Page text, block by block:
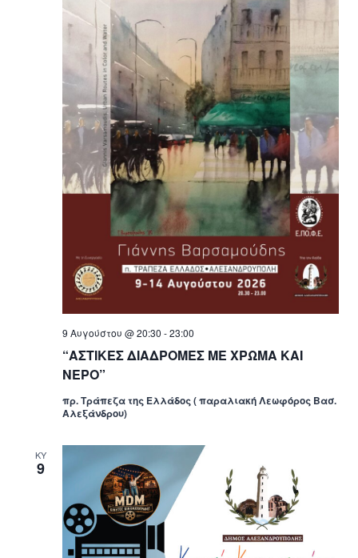
“ΑΣΤΙΚΕΣ ΔΙΑΔΡΟΜΕΣ ΜΕ ΧΡΩΜΑ ΚΑΙ
ΝΕΡΟ”
9 Αυγούστου @ 20:30 -23:00
πρ. Τράπεζα της Ελλάδος ( παραλιακή Λεωφόρος Βασ.
Αλεξάνδρου)
ΚΥ
9